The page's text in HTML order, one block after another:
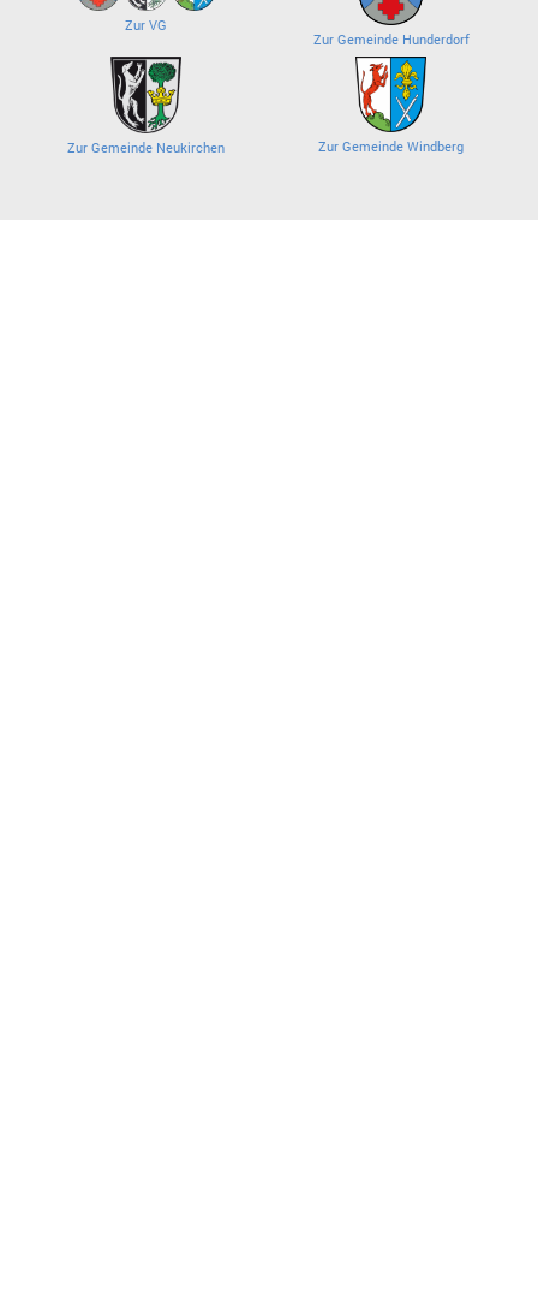
Zur VG
Zur Gemeinde Hunderdorf
Zur Gemeinde Neukirchen Zur Gemeinde Windberg